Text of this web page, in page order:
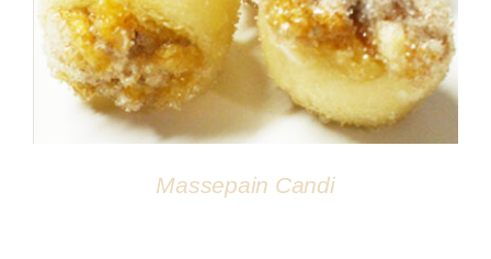
Massepain Candi